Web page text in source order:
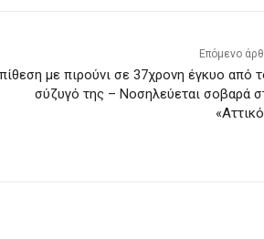
Επόμενο
με πιρούνι σε 37χρονη έγκυο από
σύζυγό της – Νοσηλεύεται σοβαρά